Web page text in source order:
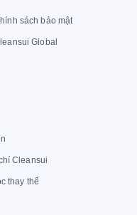
sách bảo mật
Global
Cleansui
thay thế